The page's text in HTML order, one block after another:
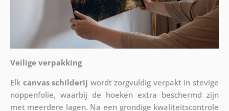
Veilige verpakking
Elk canvas schilderij wordt zorgvuldig verpakt in stevige
noppenfolie, waarbij de hoeken extra beschermd zijn
met meerdere lagen. Na een grondige kwaliteitscontrole